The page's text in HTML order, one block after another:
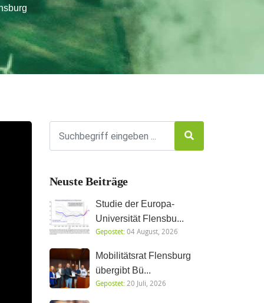
Neuste Beiträge
Studie der Europa-
Universität Flensbu...
Gepostet:04 August, 2026
Mobilitätsrat Flensburg
übergibt Bü...
Gepostet:20 Juli, 2026